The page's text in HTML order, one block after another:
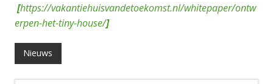
[https://vakantiehuisvandetoekomst.nl/whitepaper/ontw
erpen-het-tiny-house/]
Nieuws